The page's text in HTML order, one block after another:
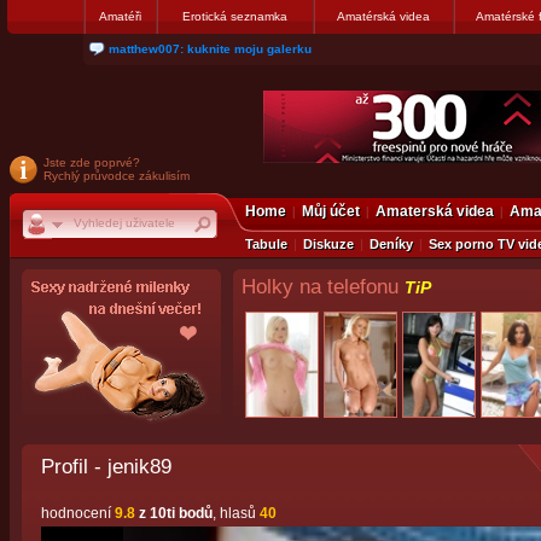
Amatéři Erotická seznamka Amatérská videa Amatérské
nanosekunda187: Hanka servis Praha Bulharská 10, tel:775674237
Jste zde poprvé?
Rychlý průvodce zákulisím
Home Můj účet Amaterská videa
Tabule Diskuze Deníky Sex porno TV
Holky na telefonu TiP
Profil - jenik89
hodnocení 9.8z 10ti bodů, hlasů 40